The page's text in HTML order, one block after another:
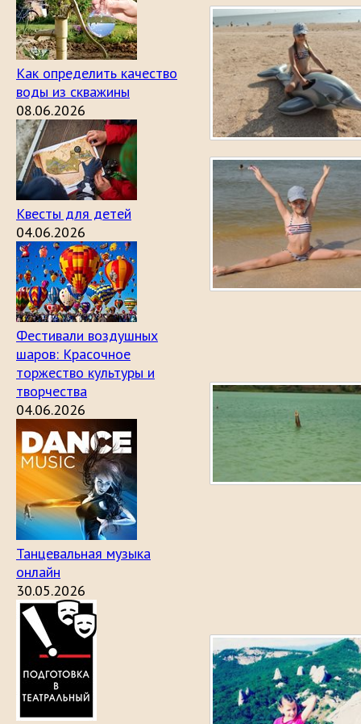
Как определить качество
воды из скважины
08.06.2026
Квесты для детей
04.06.2026
Фестивали воздушных
шаров: Красочное
торжество культуры и
творчества
04.06.2026
Танцевальная музыка
онлайн
30.05.2026